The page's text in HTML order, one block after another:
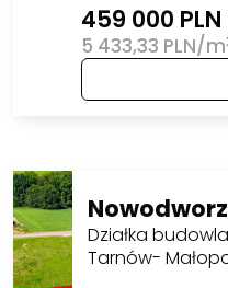
459 000 PLN
5 433,33 PLN/m
Działka
Tarnów-